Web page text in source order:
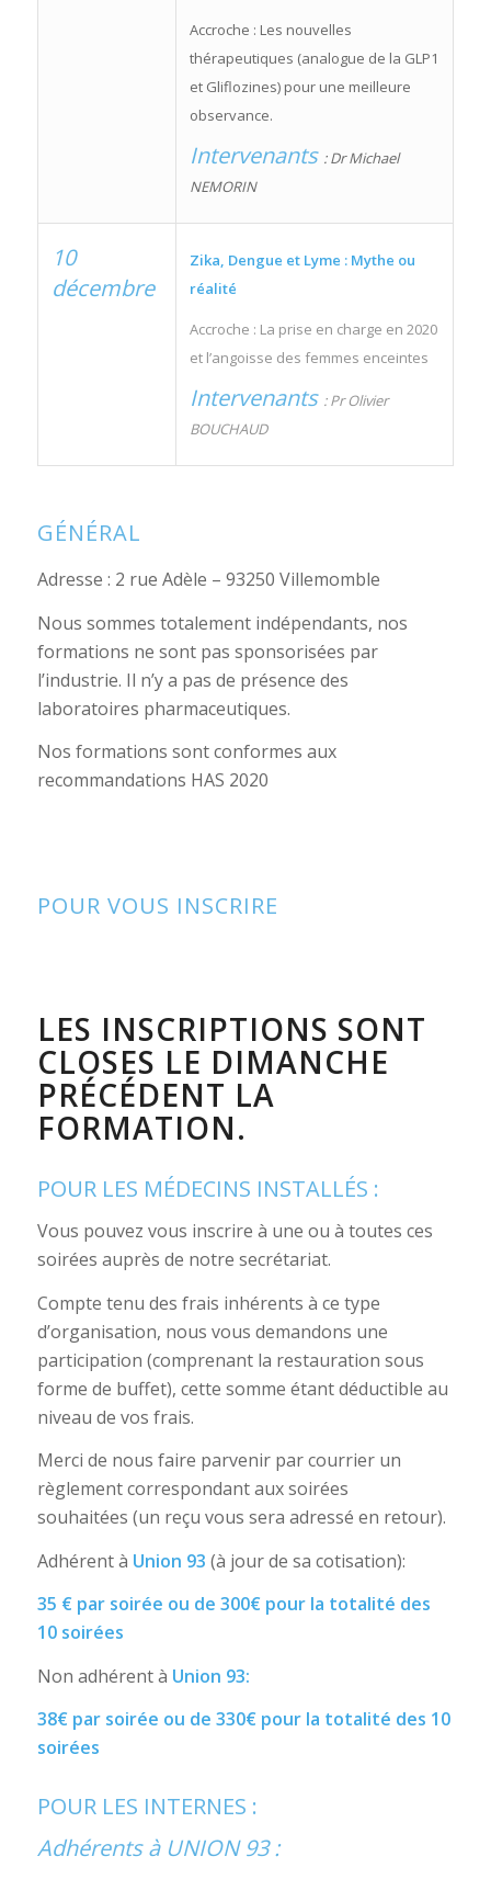
Accroche : Les nouvelles
thérapeutiques (analogue de la GLP1
et Gliflozines) pour une meilleure
observance.
Intervenants : Dr Michael
NEMORIN
10
décembre
Zika, Dengue et Lyme : Mythe ou
réalité
Accroche : La prise en charge en 2020
et l’angoisse des femmes enceintes
Intervenants : Pr Olivier
BOUCHAUD
GÉNÉRAL
Adresse : 2 rue Adèle – 93250 Villemomble
Nous sommes totalement indépendants, nos
formations ne sont pas sponsorisées par
l’industrie. Il n’y a pas de présence des
laboratoires pharmaceutiques.
Nos formations sont conformes aux
recommandations HAS 2020
POUR VOUS INSCRIRE
LES INSCRIPTIONS SONT
CLOSES LE DIMANCHE
PRÉCÉDENT LA
FORMATION.
POUR LES MÉDECINS INSTALLÉS :
Vous pouvez vous inscrire à une ou à toutes ces
soirées auprès de notre secrétariat.
Compte tenu des frais inhérents à ce type
d’organisation, nous vous demandons une
participation (comprenant la restauration sous
forme de buffet), cette somme étant déductible au
niveau de vos frais.
Merci de nous faire parvenir par courrier un
règlement correspondant aux soirées
souhaitées (un reçu vous sera adressé en retour).
Adhérent à Union 93 (à jour de sa cotisation):
35 € par soirée ou de 300€ pour la totalité des
10 soirées
Non adhérent à Union 93:
38€ par soirée ou de 330€ pour la totalité des 10
soirées
POUR LES INTERNES :
Adhérents à UNION 93 :